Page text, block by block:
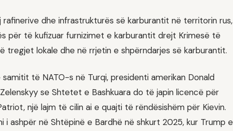
dhe infrastrukturës së karburantit në territorin rus,
për të kufizuar furnizimet e karburantit drejt Krimesë të
tregjet lokale dhe në rrjetin e shpërndarjes së karburantit.
të NATO-s në Turqi, presidenti amerikan Donald
se Shtetet e Bashkuara do të japin licencë për
një lajm të cilin ai e quajti të rëndësishëm për Kievin.
ashpër në Shtëpinë e Bardhë në shkurt 2025, kur Trump e